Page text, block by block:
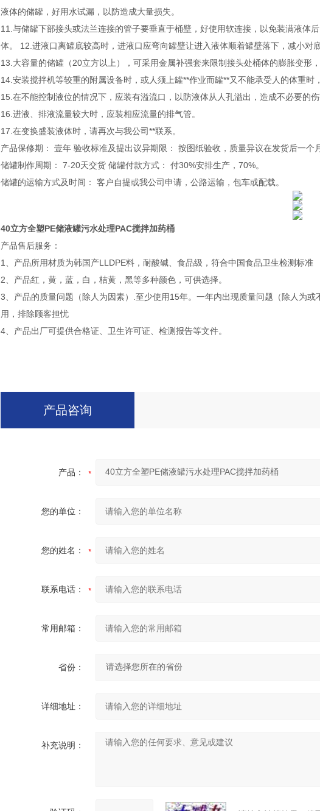
液体的储罐，好用水试漏，以防造成大量损失。
11.与储罐下部接头或法兰连接的管子要垂直于桶壁，好使用软连接，以免装满液体
体。 12.进液口离罐底较高时，进液口应弯向罐壁让进入液体顺着罐壁落下，减小对底
13.大容量的储罐（20立方以上），可采用金属补强套来限制接头处桶体的膨胀变形，
14.安装搅拌机等较重的附属设备时，或人须上罐**作业而罐**又不能承受人的体重时
15.在不能控制液位的情况下，应装有溢流口，以防液体从人孔溢出，造成不必要的伤
16.进液、排液流量较大时，应装相应流量的排气管。
17.在变换盛装液体时，请再次与我公司**联系。
产品保修期： 壹年 验收标准及提出议异期限： 按图纸验收，质量异议在发货后一个
储罐制作周期： 7-20天交货 储罐付款方式： 付30%安排生产，70%。
储罐的运输方式及时间： 客户自提或我公司申请，公路运输，包车或配载。
40立方全塑PE储液罐污水处理PAC搅拌加药桶
产品售后服务：
1、产品所用材质为韩国产LLDPE料，耐酸碱、食品级，符合中国食品卫生检测标准
2、产品红，黄，蓝，白，桔黄，黑等多种颜色，可供选择。
3、产品的质量问题（除人为因素）.至少使用15年。一年内出现质量问题（除人为
用，排除顾客担忧
4、产品出厂可提供合格证、卫生许可证、检测报告等文件。
产品咨询
产品：
您的单位：
您的姓名：
联系电话：
常用邮箱：
省份：
详细地址：
补充说明：